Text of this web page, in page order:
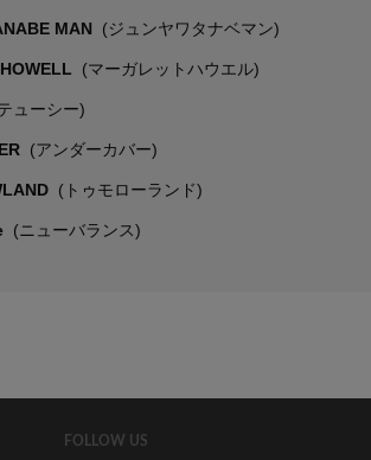
MAN (ジュンヤワタナベマン)
(マーガレットハウエル)
ューシー)
(アンダーカバー)
(トゥモローランド)
(ニューバランス)
FOLLOW US